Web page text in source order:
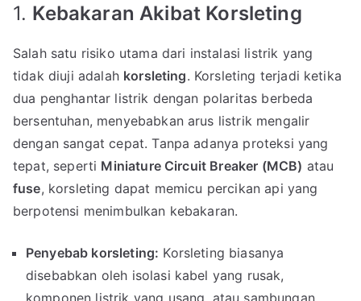
1. Kebakaran Akibat Korsleting
Salah satu risiko utama dari instalasi listrik yang
tidak diuji adalah korsleting. Korsleting terjadi ketika
dua penghantar listrik dengan polaritas berbeda
bersentuhan, menyebabkan arus listrik mengalir
dengan sangat cepat. Tanpa adanya proteksi yang
tepat, seperti Miniature Circuit Breaker (MCB) atau
fuse, korsleting dapat memicu percikan api yang
berpotensi menimbulkan kebakaran.
Penyebab korsleting: Korsleting biasanya
disebabkan oleh isolasi kabel yang rusak,
komponen listrik yang usang, atau sambungan